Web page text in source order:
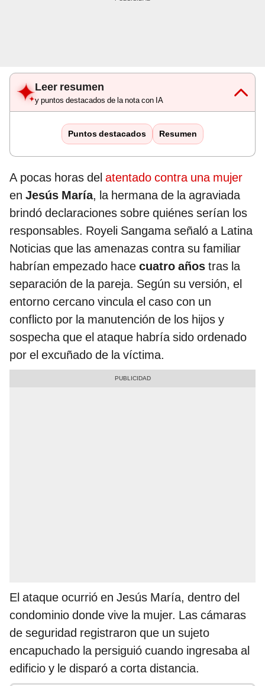
Leer resumen
y puntos destacados de la nota con IA
Puntos destacados Resumen
A pocas horas del atentado contra una mujer
en Jesús María, la hermana de la agraviada
brindó declaraciones sobre quiénes serían los
responsables. Royeli Sangama señaló a Latina
Noticias que las amenazas contra su familiar
habrían empezado hace cuatro años tras la
separación de la pareja. Según su versión, el
entorno cercano vincula el caso con un
conflicto por la manutención de los hijos y
sospecha que el ataque habría sido ordenado
por el excuñado de la víctima.
El ataque ocurrió en Jesús María, dentro del
condominio donde vive la mujer. Las cámaras
de seguridad registraron que un sujeto
encapuchado la persiguió cuando ingresaba al
edificio y le disparó a corta distancia.